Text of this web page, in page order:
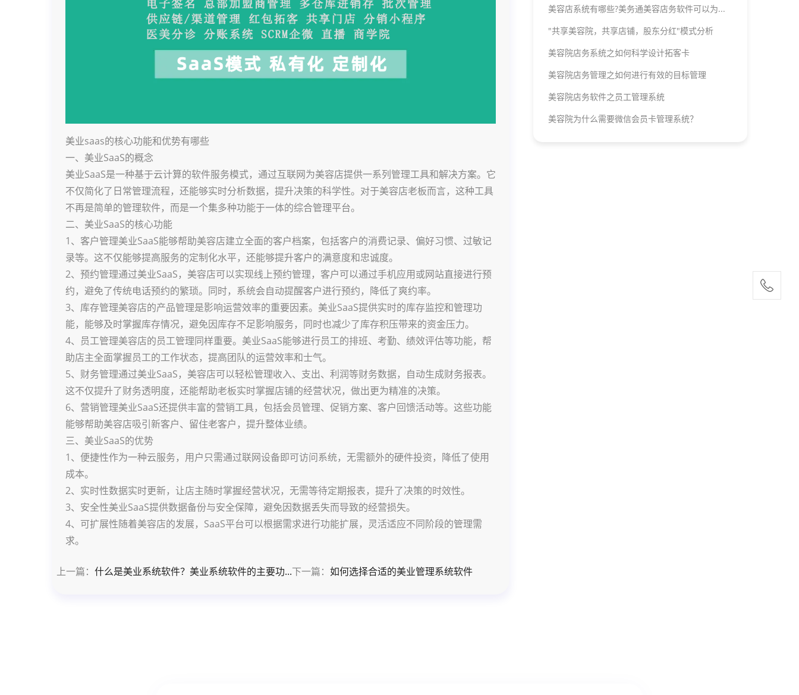
美业saas的核心功能和优势有哪些
一、美业SaaS的概念
美业SaaS是一种基于云计算的软件服务模式，通过互联网为美容店提供一系列管理工具和解决方案。它
不仅简化了日常管理流程，还能够实时分析数据，提升决策的科学性。对于美容店老板而言，这种工具
不再是简单的管理软件，而是一个集多种功能于一体的综合管理平台。
二、美业SaaS的核心功能
1、客户管理美业SaaS能够帮助美容店建立全面的客户档案，包括客户的消费记录、偏好习惯、过敏记
录等。这不仅能够提高服务的定制化水平，还能够提升客户的满意度和忠诚度。
2、预约管理通过美业SaaS，美容店可以实现线上预约管理，客户可以通过手机应用或网站直接进行预
约，避免了传统电话预约的繁琐。同时，系统会自动提醒客户进行预约，降低了爽约率。
3、库存管理美容店的产品管理是影响运营效率的重要因素。美业SaaS提供实时的库存监控和管理功
能，能够及时掌握库存情况，避免因库存不足影响服务，同时也减少了库存积压带来的资金压力。
4、员工管理美容店的员工管理同样重要。美业SaaS能够进行员工的排班、考勤、绩效评估等功能，帮
助店主全面掌握员工的工作状态，提高团队的运营效率和士气。
5、财务管理通过美业SaaS，美容店可以轻松管理收入、支出、利润等财务数据，自动生成财务报表。
这不仅提升了财务透明度，还能帮助老板实时掌握店铺的经营状况，做出更为精准的决策。
6、营销管理美业SaaS还提供丰富的营销工具，包括会员管理、促销方案、客户回馈活动等。这些功能
能够帮助美容店吸引新客户、留住老客户，提升整体业绩。
三、美业SaaS的优势
1、便捷性作为一种云服务，用户只需通过联网设备即可访问系统，无需额外的硬件投资，降低了使用
成本。
2、实时性数据实时更新，让店主随时掌握经营状况，无需等待定期报表，提升了决策的时效性。
3、安全性美业SaaS提供数据备份与安全保障，避免因数据丢失而导致的经营损失。
4、可扩展性随着美容店的发展，SaaS平台可以根据需求进行功能扩展，灵活适应不同阶段的管理需
求。
上一篇： 什么是美业系统软件？美业系统软件的主要功...下一篇： 如何选择合适的美业管理系统软件
美容店系统有哪些?美务通美容店务软件可以为...
"共享美容院，共享店铺，股东分红"模式分析
美容院店务系统之如何科学设计拓客卡
美容院店务管理之如何进行有效的目标管理
美容院店务软件之员工管理系统
美容院为什么需要微信会员卡管理系统？